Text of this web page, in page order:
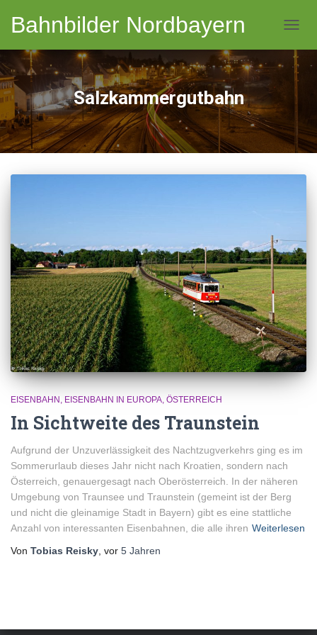
Bahnbilder Nordbayern
Salzkammergutbahn
EISENBAHN EISENBAHN IN EUROPA ÖSTERREICH
In Sichtweite des Traunstein
Aufgrund der Unzuverlässigkeit des Nachtzugverkehrs ging es im
Sommerurlaub dieses Jahr nicht nach Kroatien, sondern nach
Österreich, genauergesagt nach Oberösterreich. In der näheren
Umgebung von Traunsee und Traunstein (gemeint ist der Berg
und nicht die gleinamige Stadt in Bayern) gibt es eine stattliche
Anzahl von interessanten Eisenbahnen, die alle ihren Weiterlesen
Von Tobias Reisky , vor 5 Jahren